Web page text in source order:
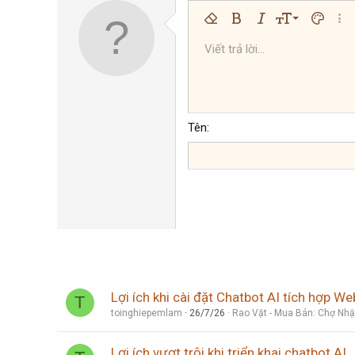
Xóa định dạng
Bold In nghiêngKích thước
9
10
18
22
Màu chữ
Phông chữArial
Tahoma
Times New Roman
Gạch ngang
Gạch chân
Insert horizontal line
SpoilerMã
Viết trả lời...
Tên
T Lợi ích khi cài đặt Chatbot AI tích hợp
toinghiepemlam 26/7/26 Rao Vặt - Mua Bán: Chợ